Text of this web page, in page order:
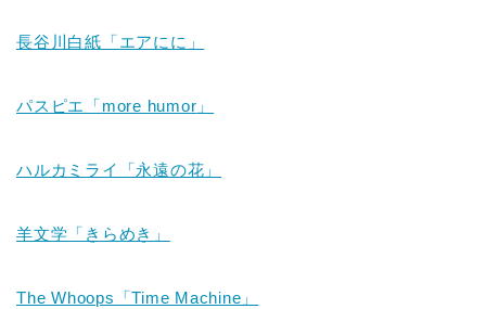
長谷川白紙「エアにに」
パスピエ「more humor 」
ハルカミライ「永遠の花」
羊文学「きらめき」
The Whoops「Time Machine」